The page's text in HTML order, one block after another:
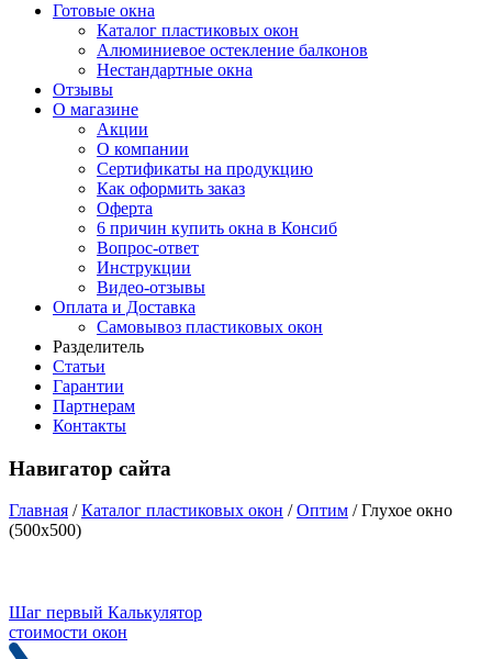
Готовые окна
Каталог пластиковых окон
Алюминиевое остекление балконов
Нестандартные окна
Отзывы
О магазине
Акции
О компании
Сертификаты на продукцию
Как оформить заказ
Оферта
6 причин купить окна в Консиб
Вопрос-ответ
Инструкции
Видео-отзывы
Оплата и Доставка
Самовывоз пластиковых окон
Разделитель
Статьи
Гарантии
Партнерам
Контакты
Навигатор сайта
Главная /Каталог пластиковых окон /Оптим /Глухое окно
(500x500)
Шаг первый Калькулятор
стоимости окон